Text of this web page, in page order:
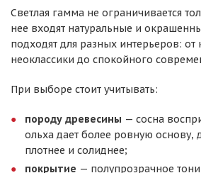
Светлая гамма не ограничивается
нее входят натуральные и
подходят для разных интерьеров: от
неоклассики до спокойного
При выборе стоит учитывать:
породу древесины — сосна
ольха дает более ровную основу,
плотнее и солиднее;
покрытие — полупрозрачное